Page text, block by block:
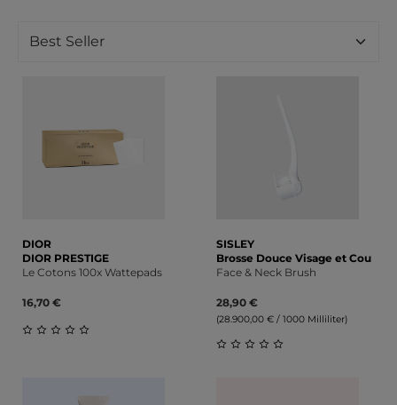
DIOR
DIOR PRESTIGE
Le Cotons 100x Wattepads
16,70 €
SISLEY
Brosse Douce Visage et Cou
Face & Neck Brush
28,90 €
(28.900,00 € / 1000 Milliliter)